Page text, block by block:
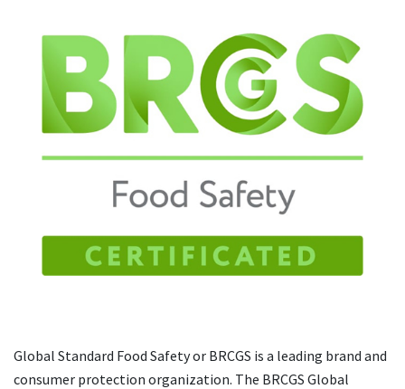
Global Standard Food Safety or BRCGS is a leading brand and
consumer protection organization. The BRCGS Global